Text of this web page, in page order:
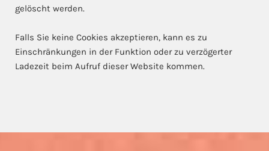
gelöscht werden.
Falls Sie keine Cookies akzeptieren, kann es zu
Einschränkungen in der Funktion oder zu verzögerter
Ladezeit beim Aufruf dieser Website kommen.